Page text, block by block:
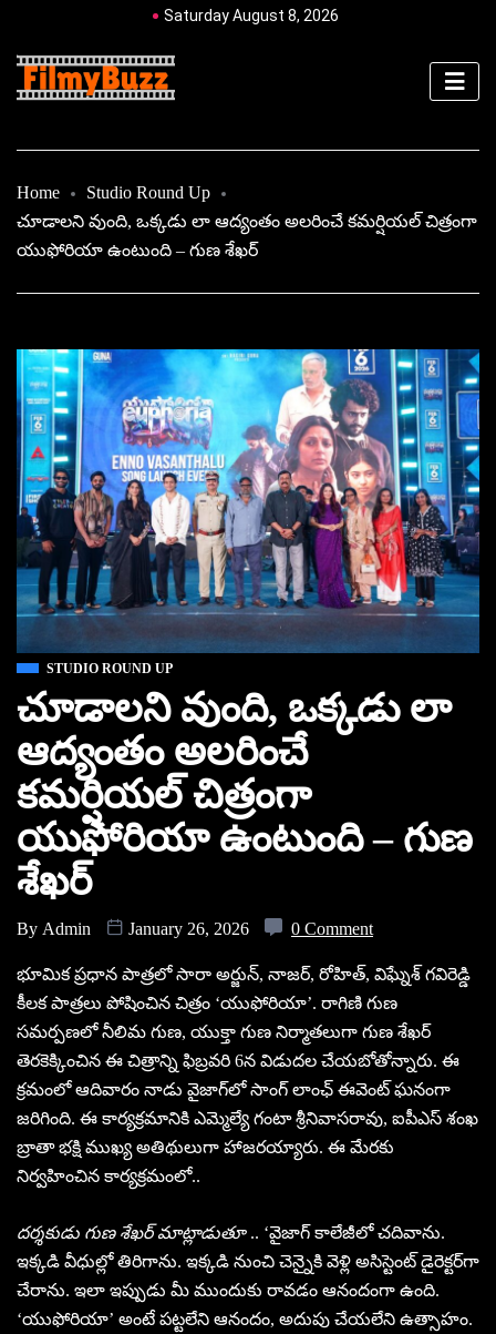
Saturday August 8, 2026
Home
Studio Round Up
చూడాలని వుంది, ఒక్కడు లా ఆద్యంతం అలరించే కమర్షియల్ చిత్రంగా
యుఫోరియా ఉంటుంది – గుణ శేఖర్
STUDIO ROUND UP
చూడాలని వుంది, ఒక్కడు లా
ఆద్యంతం అలరించే
కమర్షియల్ చిత్రంగా
యుఫోరియా ఉంటుంది – గుణ
శేఖర్
By Admin January 26, 2026 0 Comment
భూమిక ప్రధాన పాత్రలో సారా అర్జున్, నాజర్, రోహిత్, విఘ్నేశ్ గవిరెడ్డి
కీలక పాత్రలు పోషించిన చిత్రం ‘యుఫోరియా’. రాగిణి గుణ
సమర్పణలో నీలిమ గుణ, యుక్తా గుణ నిర్మాతలుగా గుణ శేఖర్
తెరకెక్కించిన ఈ చిత్రాన్ని ఫిబ్రవరి 6న విడుదల చేయబోతోన్నారు. ఈ
క్రమంలో ఆదివారం నాడు వైజాగ్‌లో సాంగ్ లాంఛ్ ఈవెంట్ ఘనంగా
జరిగింది. ఈ కార్యక్రమానికి ఎమ్మెల్యే గంటా శ్రీనివాసరావు, ఐపీఎస్ శంఖ
బ్రాతా భక్షి ముఖ్య అతిథులుగా హాజరయ్యారు. ఈ మేరకు
నిర్వహించిన కార్యక్రమంలో..
దర్శకుడు గుణ శేఖర్ మాట్లాడుతూ.. ‘వైజాగ్ కాలేజీలో చదివాను.
ఇక్కడి వీధుల్లో తిరిగాను. ఇక్కడి నుంచి చెన్నైకి వెళ్లి అసిస్టెంట్ డైరెక్టర్‌గా
చేరాను. ఇలా ఇప్పుడు మీ ముందుకు రావడం ఆనందంగా ఉంది.
‘యుఫోరియా’ అంటే పట్టలేని ఆనందం, అదుపు చేయలేని ఉత్సాహం.